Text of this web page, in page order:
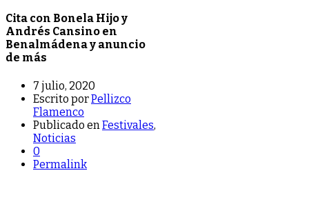
Cita con Bonela Hijo y
Andrés Cansino en
Benalmádena y anuncio
de más
7 julio, 2020
Escrito porPellizco
Flamenco
Publicado en Festivales,
Noticias
0
Permalink